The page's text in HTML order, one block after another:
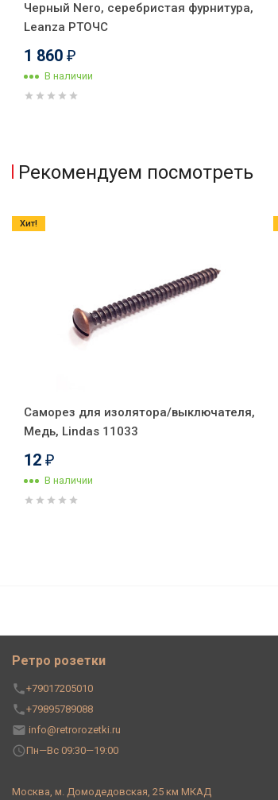
Черный Nero, серебристая фурнитура,
Leanza РТОЧС
1 860 ₽
В наличии
Рекомендуем посмотреть
Саморез для изолятора/выключателя,
Медь, Lindas 11033
12 ₽
В наличии
Хит!
Ретро розетки
+79017205010
+79895789088
info@retrorozetki.ru
Пн—Вс 09:30—19:00
Москва, м. Домодедовская, 25 км МКАД